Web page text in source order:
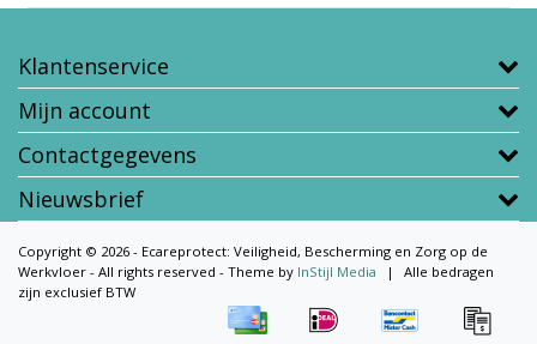
Klantenservice
Mijn account
Contactgegevens
Nieuwsbrief
Copyright © 2026 - Ecareprotect: Veiligheid, Bescherming en Zorg op de
Werkvloer - All rights reserved - Theme by InStijl Media |
Alle bedragen
zijn exclusief BTW